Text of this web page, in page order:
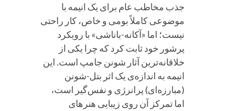
جذب مخاطب عام برای یک انیمه با
موضوعی کاملاً بومی و خاص، کار راحتی
نیست؛ اما «آکانه-باناشی» با رویکرد
پرشور خود ثابت کرد که چرا یکی از
خلاقانه‌ترین آثار شونن جامپ است. این
انیمه به اندازه‌ی یک اثر بتل-شونن
(مبارزه‌ای) پرانرژی و نفس‌گیر است،
اما تمرکز آن روی زیبایی هنرهای